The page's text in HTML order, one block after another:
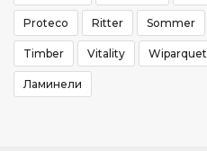
Proteco Ritter Sommer
Timber Vitality Wiparquet
Ламинели